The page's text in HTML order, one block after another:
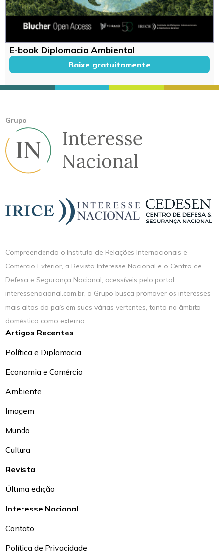
E-book Diplomacia Ambiental
Baixe gratuitamente
Grupo
Compreendendo o Instituto de Relações Internacionais e
Comércio Exterior, a Revista Interesse Nacional e o Centro de
Defesa e Segurança Nacional, acessíveis pelo portal
interessenacional.com.br, o Grupo busca promover os interesses
mais altos do país em suas várias vertentes, tanto no âmbito
doméstico como externo.
Artigos Recentes
Política e Diplomacia
Economia e Comércio
Ambiente
Imagem
Mundo
Cultura
Revista
Última edição
Interesse Nacional
Contato
Política de Privacidade